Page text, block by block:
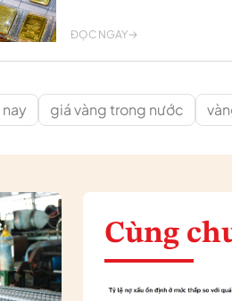
ĐỌC NGAY
giá vàng trong nước
Cùng